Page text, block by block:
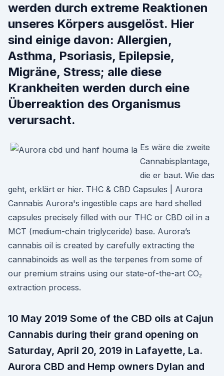
werden durch extreme Reaktionen
unseres Körpers ausgelöst. Hier
sind einige davon: Allergien,
Asthma, Psoriasis, Epilepsie,
Migräne, Stress; alle diese
Krankheiten werden durch eine
Überreaktion des Organismus
verursacht.
Es wäre die zweite
Cannabisplantage,
die er baut. Wie das
geht, erklärt er hier. THC & CBD Capsules | Aurora
Cannabis Aurora's ingestible caps are hard shelled
capsules precisely filled with our THC or CBD oil in a
MCT (medium-chain triglyceride) base. Aurora’s
cannabis oil is created by carefully extracting the
cannabinoids as well as the terpenes from some of
our premium strains using our state-of-the-art CO₂
extraction process.
10 May 2019 Some of the CBD oils at Cajun
Cannabis during their grand opening on
Saturday, April 20, 2019 in Lafayette, La.
Aurora CBD and Hemp owners Dylan and